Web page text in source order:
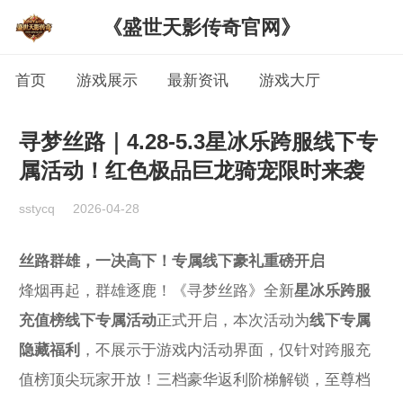
《盛世天影传奇官网》
首页 游戏展示 最新资讯 游戏大厅
寻梦丝路｜4.28-5.3星冰乐跨服线下专
属活动！红色极品巨龙骑宠限时来袭
sstycq 2026-04-28
丝路群雄，一决高下！专属线下豪礼重磅开启
烽烟再起，群雄逐鹿！《寻梦丝路》全新星冰乐跨服
充值榜线下专属活动正式开启，本次活动为线下专属
隐藏福利 ，不展示于游戏内活动界面，仅针对跨服充
值榜顶尖玩家开放！三档豪华返利阶梯解锁，至尊档